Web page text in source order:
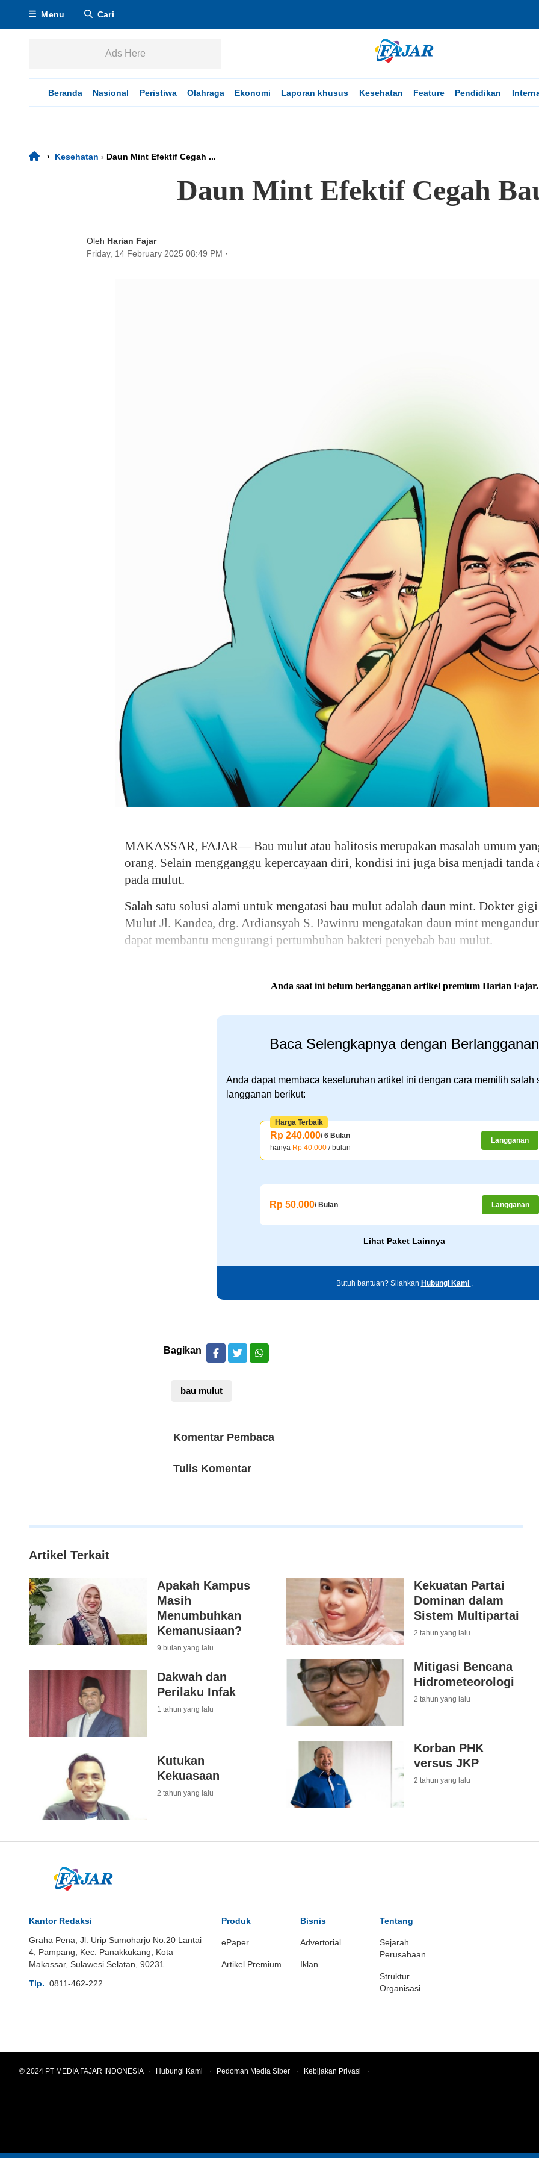
Menu Cari
Ads Here
Beranda Nasional Peristiwa Olahraga Ekonomi Laporan khusus Kesehatan Feature Pendidikan
› Kesehatan › Daun Mint Efektif Cegah ...
Daun Mint Efektif Cegah
Oleh Harian Fajar
Friday, 14 February 2025 08:49 PM ·
MAKASSAR, FAJAR— Bau mulut atau halitosis merupakan masalah umum
orang. Selain mengganggu kepercayaan diri, kondisi ini juga bisa menjadi tanda
pada mulut.
Salah satu solusi alami untuk mengatasi bau mulut adalah daun mint. Dokter
Mulut Jl. Kandea, drg. Ardiansyah S. Pawinru mengatakan daun mint
dapat membantu mengurangi pertumbuhan bakteri penyebab bau mulut.
Anda saat ini belum berlangganan artikel premium Harian Fajar.
Baca Selengkapnya dengan Berlangganan
Anda dapat membaca keseluruhan artikel ini dengan cara memilih salah
langganan berikut:
Rp 240.000/ 6 Bulan
hanya Rp 40.000 / bulan
Langganan
Harga Terbaik
Rp 50.000/ Bulan Langganan
Lihat Paket Lainnya
Butuh bantuan? Silahkan Hubungi Kami .
Bagikan
bau mulut
Komentar Pembaca
Tulis Komentar
Artikel Terkait
Apakah Kampus
Masih
Menumbuhkan
Kemanusiaan?
9 bulan yang lalu
Dakwah dan
Perilaku Infak
1 tahun yang lalu
Kutukan
Kekuasaan
2 tahun yang lalu
Kekuatan Partai
Dominan dalam
Sistem Multipartai
2 tahun yang lalu
Mitigasi Bencana
Hidrometeorologi
2 tahun yang lalu
Korban PHK
versus JKP
2 tahun yang lalu
Kantor Redaksi
Graha Pena, Jl. Urip Sumoharjo No.20 Lantai
4, Pampang, Kec. Panakkukang, Kota
Makassar, Sulawesi Selatan, 90231.
Tlp. 0811-462-222
Produk
ePaper
Artikel Premium
Bisnis
Advertorial
Iklan
Tentang
Sejarah
Perusahaan
Struktur
Organisasi
© 2024 PT MEDIA FAJAR INDONESIA · Hubungi Kami · Pedoman Media Siber · Kebijakan Privasi ·